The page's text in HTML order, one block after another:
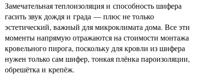
Замечательная теплоизоляция и способность шифера
гасить звук дождя и града — плюс не только
эстетический, важный для микроклимата дома. Все эти
моменты напрямую отражаются на стоимости монтажа
кровельного пирога, поскольку для кровли из шифера
нужен только сам шифер, тонкая плёнка пароизоляции,
обрешётка и крепёж.